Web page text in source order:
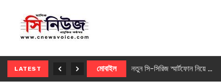
LATEST মোবাইল নতুন সি-সিরিজ স্মার্টফোন নিয়ে আসছে রিয়েলমি